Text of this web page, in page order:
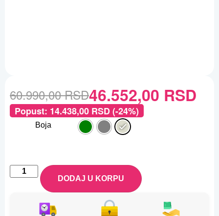
60.990,00RSD46.552,00 RSD
Popust: 14.438,00 RSD(-24%)
Boja
DODAJ U KORPU